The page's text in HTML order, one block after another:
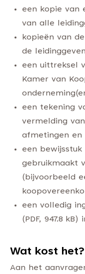
een kopie van
van alle
kopieën van
de
een uittreksel
Kamer van
een tekening
vermelding
afmetingen en
een
gebruikmaakt
(bijvoorbeeld
een volledig
(PDF, 947.8
Wat kost het?
Aan het